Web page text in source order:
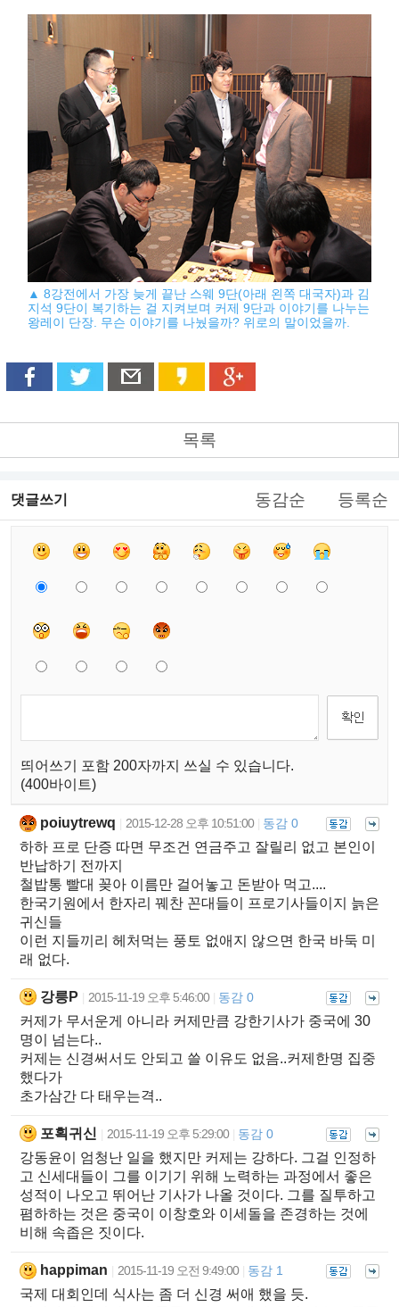
▲ 8강전에서 가장 늦게 끝난 스웨 9단(아래 왼쪽 대국자)과 김
지석 9단이 복기하는 걸 지켜보며 커제 9단과 이야기를 나누는
왕레이 단장. 무슨 이야기를 나눴을까? 위로의 말이었을까.
목록
댓글쓰기 동감순 등록순
띄어쓰기 포함 200자까지 쓰실 수 있습니다.
(400바이트)
poiuytrewq 2015-12-28 오후 10:51:00 동감 0
하하 프로 단증 따면 무조건 연금주고 잘릴리 없고 본인이
반납하기 전까지
철밥통 빨대 꽂아 이름만 걸어놓고 돈받아 먹고....
한국기원에서 한자리 꿰찬 꼰대들이 프로기사들이지 늙은
귀신들
이런 지들끼리 헤처먹는 풍토 없애지 않으면 한국 바둑 미
래 없다.
강릉P 2015-11-19 오후 5:46:00 동감 0
커제가 무서운게 아니라 커제만큼 강한기사가 중국에 30
명이 넘는다..
커제는 신경써서도 안되고 쓸 이유도 없음..커제한명 집중
했다가
초가삼간 다 태우는격..
포획귀신 2015-11-19 오후 5:29:00 동감 0
강동윤이 엄청난 일을 했지만 커제는 강하다. 그걸 인정하
고 신세대들이 그를 이기기 위해 노력하는 과정에서 좋은
성적이 나오고 뛰어난 기사가 나올 것이다. 그를 질투하고
폄하하는 것은 중국이 이창호와 이세돌을 존경하는 것에
비해 속좁은 짓이다.
happiman 2015-11-19 오전 9:49:00 동감 1
국제 대회인데 식사는 좀 더 신경 써애 했을 듯.